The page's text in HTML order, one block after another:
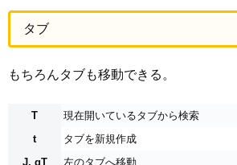
タブ
もちろんタブも移動できる。
T
現在開いているタブから検索
t
タブを新規作成
J, gT
左のタブへ移動